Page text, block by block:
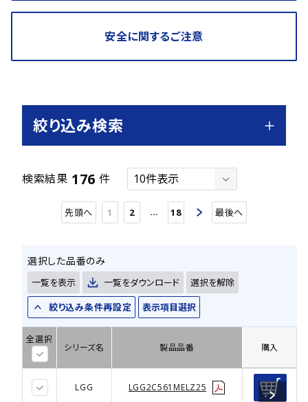
安全に関するご注意
絞り込み検索
検索結果 176 件
先頭へ 1 2 … 18 最後へ
選択した品番のみ
一覧を表示 一覧をダウンロード
選択を解除
絞り込み条件再設定
表示項目選択
全選択
シリーズ名 製品品番 購入
LGG LGG2C561MELZ25